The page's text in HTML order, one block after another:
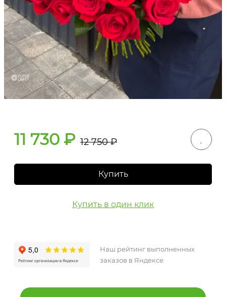
11 730 ₽ 12 750₽
Купить
Купить в один клик
Наш рейтинг выполненных
заказов в Яндексе